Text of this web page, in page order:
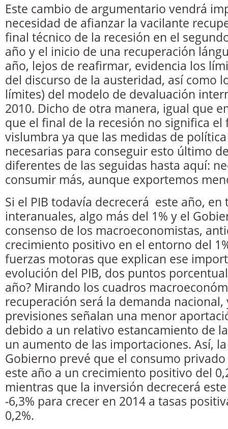
Este cambio de argumentario vendrá
necesidad de afianzar la vacilante
final técnico de la recesión en el
año y el inicio de una recuperación
año, lejos de reafirmar, evidencia los
del discurso de la austeridad, así como
límites) del modelo de devaluación
2010. Dicho de otra manera, igual que
que el final de la recesión no significa el
vislumbra ya que las medidas de
necesarias para conseguir esto último
diferentes de las seguidas hasta aquí:
consumir más, aunque exportemos
Si el PIB todavía decrecerá este año, en
interanuales, algo más del 1% y el
consenso de los macroeconomistas,
crecimiento positivo en el entorno del
fuerzas motoras que explican ese
evolución del PIB, dos puntos
año? Mirando los cuadros
recuperación será la demanda nacional,
previsiones señalan una menor
debido a un relativo estancamiento de
un aumento de las importaciones. Así,
Gobierno prevé que el consumo
este año a un crecimiento positivo del
mientras que la inversión decrecerá
-6,3% para crecer en 2014 a tasas
0,2%.